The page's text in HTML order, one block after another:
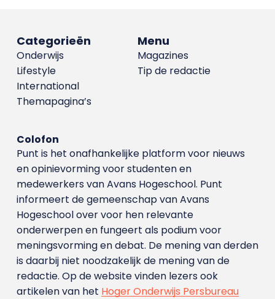
Menu
Magazines
Tip de redactie
Categorieën
Onderwijs
Lifestyle
International
Themapagina’s
Colofon
Punt is het onafhankelijke platform voor nieuws
en opinievorming voor studenten en
medewerkers van Avans Hoge­school. Punt
informeert de gemeenschap van Avans
Hogeschool over voor hen relevante
onderwerpen en fungeert als podium voor
meningsvorming en debat. De mening van derden
is daarbij niet noodzakelijk de mening van de
redactie. Op de website vinden lezers ook
artikelen van het Hoger Onderwijs Persbureau